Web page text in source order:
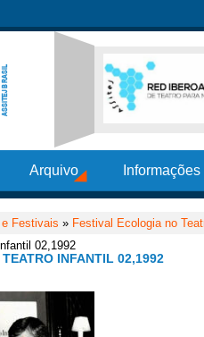
Arquivo
Festivais » Festival Ecologia no
02,1992
INFANTIL 02,1992